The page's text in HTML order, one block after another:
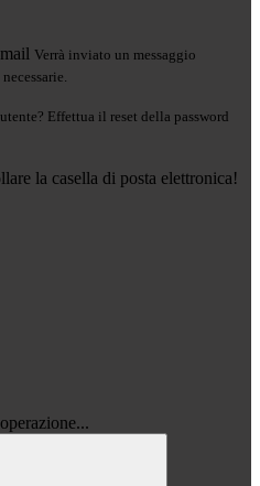
Verrà inviato un messaggio
Effettua il reset della password
la casella di posta elettronica!